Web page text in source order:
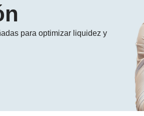
para optimizar liquidez y